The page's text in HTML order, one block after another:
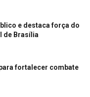
e destaca força do
de Brasília
fortalecer combate